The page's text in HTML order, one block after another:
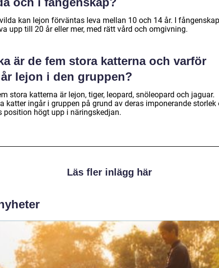
kan lejon förväntas leva mellan 10 och 14 år. I
upp till 20 år eller mer, med rätt vård och omgivning.
är de fem stora katterna och varför
lejon i den gruppen?
stora katterna är lejon, tiger, leopard, snöleopard och jaguar.
katter ingår i gruppen på grund av deras imponerande storlek
position högt upp i näringskedjan.
Läs fler inlägg här